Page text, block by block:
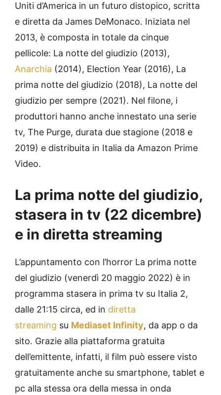
Uniti d’America in un futuro distopico, scritta
e diretta da James DeMonaco. Iniziata nel
2013, è composta in totale da cinque
pellicole: La notte del giudizio (2013),
Anarchia (2014), Election Year (2016), La
prima notte del giudizio (2018), La notte del
giudizio per sempre (2021). Nel filone, i
produttori hanno anche innestato una serie
tv, The Purge, durata due stagione (2018 e
2019) e distribuita in Italia da Amazon Prime
Video.
La prima notte del giudizio,
stasera in tv (22 dicembre)
e in diretta streaming
L’appuntamento con l’horror La prima notte
del giudizio (venerdì 20 maggio 2022) è in
programma stasera in prima tv su Italia 2,
dalle 21:15 circa, ed in diretta
streaming su Mediaset Infinity, da app o da
sito. Grazie alla piattaforma gratuita
dell’emittente, infatti, il film può essere visto
gratuitamente anche su smartphone, tablet e
pc alla stessa ora della messa in onda